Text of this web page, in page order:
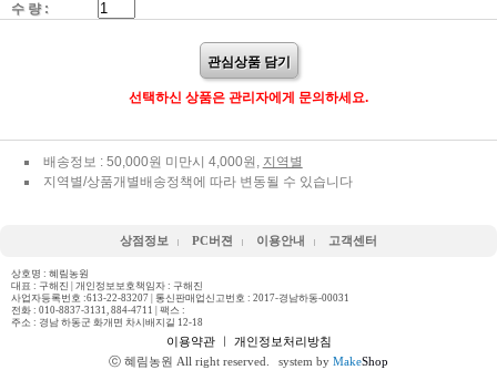
수 량 :
관심상품 담기
선택하신 상품은 관리자에게 문의하세요.
배송정보 : 50,000원 미만시 4,000원, 지역별
지역별/상품개별배송정책에 따라 변동될 수 있습니다
상점정보 PC버젼 이용안내 고객센터
상호명 : 혜림농원
대표 : 구해진 | 개인정보보호책임자 : 구해진
사업자등록번호 :613-22-83207 | 통신판매업신고번호 : 2017-경남하동-00031
전화 : 010-8837-3131, 884-4711 | 팩스 :
주소 : 경남 하동군 화개면 차시배지길 12-18
이용약관ㅣ 개인정보처리방침
ⓒ 혜림농원 All right reserved.
system by MakeShop